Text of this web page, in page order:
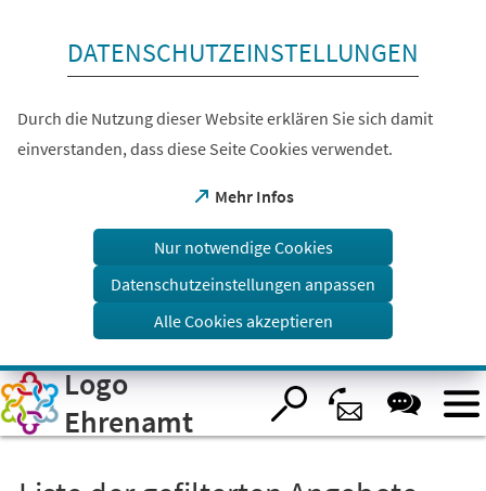
Visuelle
Assistenzsoftware
öffnen.
DATENSCHUTZEINSTELLUNGEN
Durch die Nutzung dieser Website erklären Sie sich damit
einverstanden, dass diese Seite Cookies verwendet.
Mehr Infos
(Öffnet
einem
Tab)
Nur notwendige Cookies
Datenschutzeinstellungen anpassen
Alle Cookies akzeptieren
Logo
Ehrenamt